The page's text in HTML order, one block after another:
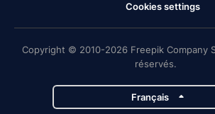
Cookies settings
Copyright © 2010-2026 Freepik Company
réservés.
Français